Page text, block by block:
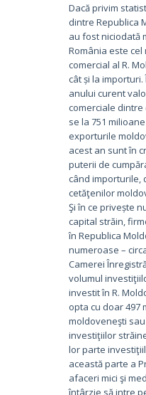
Dacă privim
dintre Republica
au fost niciodată
România este
comercial al R.
cât și la
anului curent
comerciale
se la 751
exporturile
acest an sunt în
puterii de
când importurile,
cetăţenilor
Şi în ce privește
capital străin,
în Republica
numeroase –
Camerei
volumul
investit în R.
opta cu doar 497
moldoveneşti
investiţiilor
lor parte
această parte a
afaceri mici şi
întârzie să intre